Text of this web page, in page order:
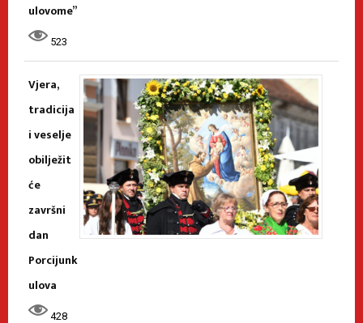
ulovome”
523
Vjera,
tradicija
i veselje
obilježit
će
završni
dan
Porcijunk
ulova
428